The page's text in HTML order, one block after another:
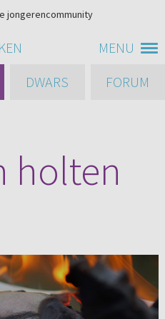
MENU
jongerencommunity
DWARS FORUM
holten